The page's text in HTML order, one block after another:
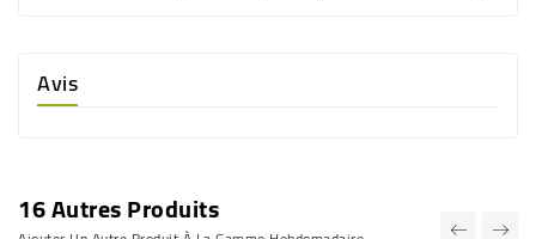
Avis
16 Autres Produits